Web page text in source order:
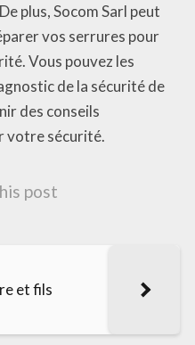
plus, Socom Sarl peut
vos serrures pour
Vous pouvez les
de la sécurité de
des conseils
votre sécurité.
post
et fils